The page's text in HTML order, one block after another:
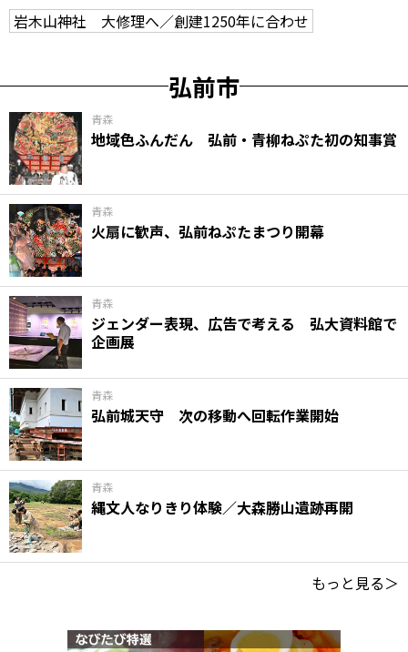
岩木山神社 大修理へ／創建1250年に合わせ
弘前市
青森
地域色ふんだん 弘前・青柳ねぷた初の知事賞
青森
火扇に歓声、弘前ねぷたまつり開幕
青森
ジェンダー表現、広告で考える 弘大資料館で
企画展
青森
弘前城天守 次の移動へ回転作業開始
青森
縄文人なりきり体験／大森勝山遺跡再開
もっと見る＞